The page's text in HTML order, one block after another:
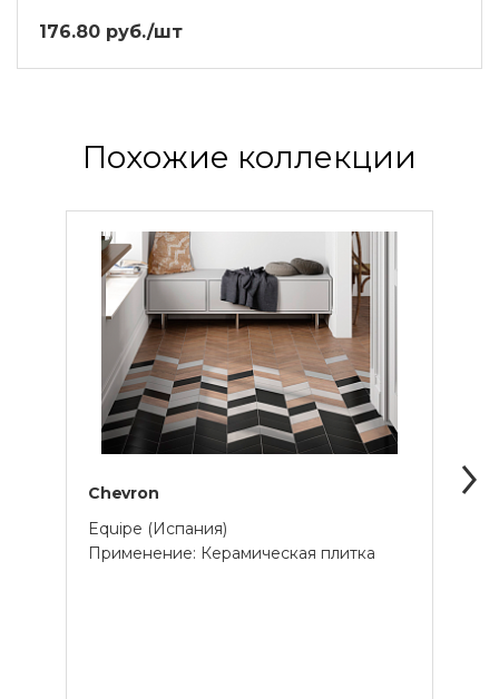
176.80 руб./шт
Похожие коллекции
Chevron
Equipe (Испания)
Применение: Керамическая плитка